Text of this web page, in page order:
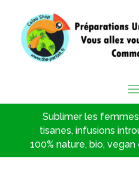
Sublimer les
tisanes, infusions
100% nature, bio,